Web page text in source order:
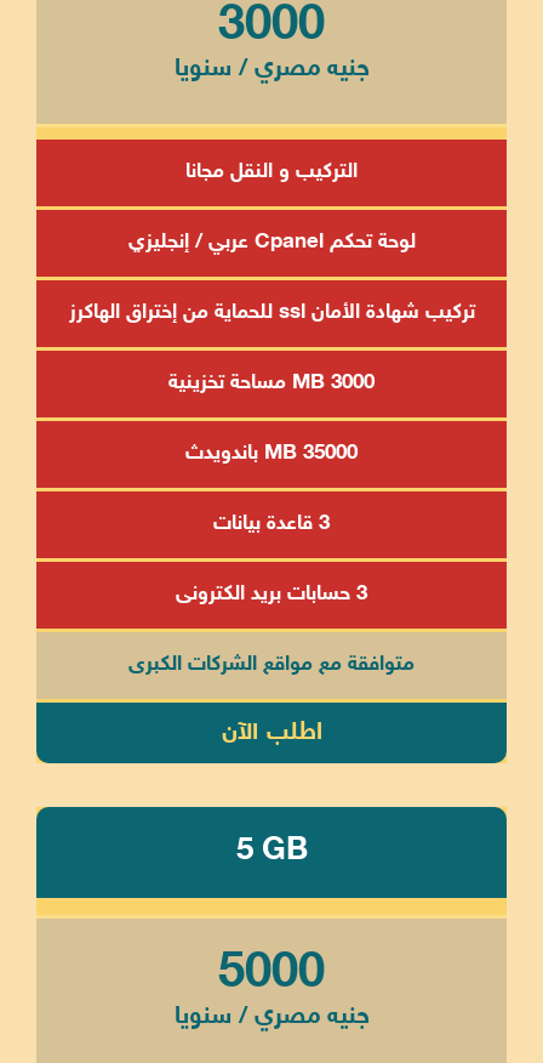
3000
جنيه مصري / سنويا
التركيب و النقل مجانا
لوحة تحكم Cpanel عربي / إنجليزي
تركيب شهادة الأمان ssl للحماية من إختراق الهاكرز
3000 MB مساحة تخزينية
35000 MB باندويدث
3 قاعدة بيانات
3 حسابات بريد الكترونى
متوافقة مع مواقع الشركات الكبرى
اطلب الآن
5 GB
5000
جنيه مصري / سنويا